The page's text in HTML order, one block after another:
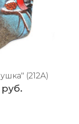
(212А)